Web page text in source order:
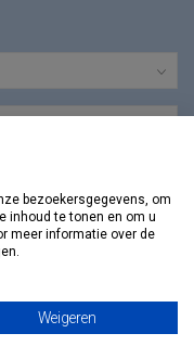
bezoekersgegevens, om
inhoud te tonen en om u
meer informatie over de
Weigeren